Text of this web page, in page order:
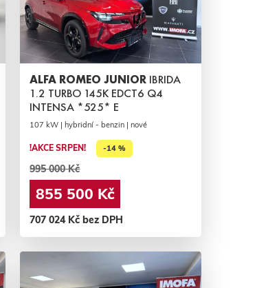
ALFA ROMEO JUNIOR IBRIDA
1.2 TURBO 145K EDCT6 Q4
INTENSA *525* E
107 kW | hybridní - benzin | nové
!AKCE SRPEN! -14 %
995 000 Kč
855 500 Kč
707 024 Kč bez DPH